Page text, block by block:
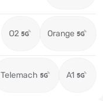
O2 Orange
Telemach A1